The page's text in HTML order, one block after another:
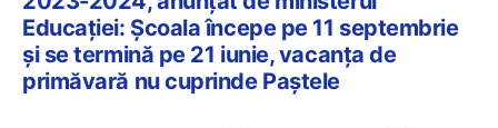
Educației: Școala începe pe 11 septembrie
și se termină pe 21 iunie, vacanța de
primăvară nu cuprinde Paștele